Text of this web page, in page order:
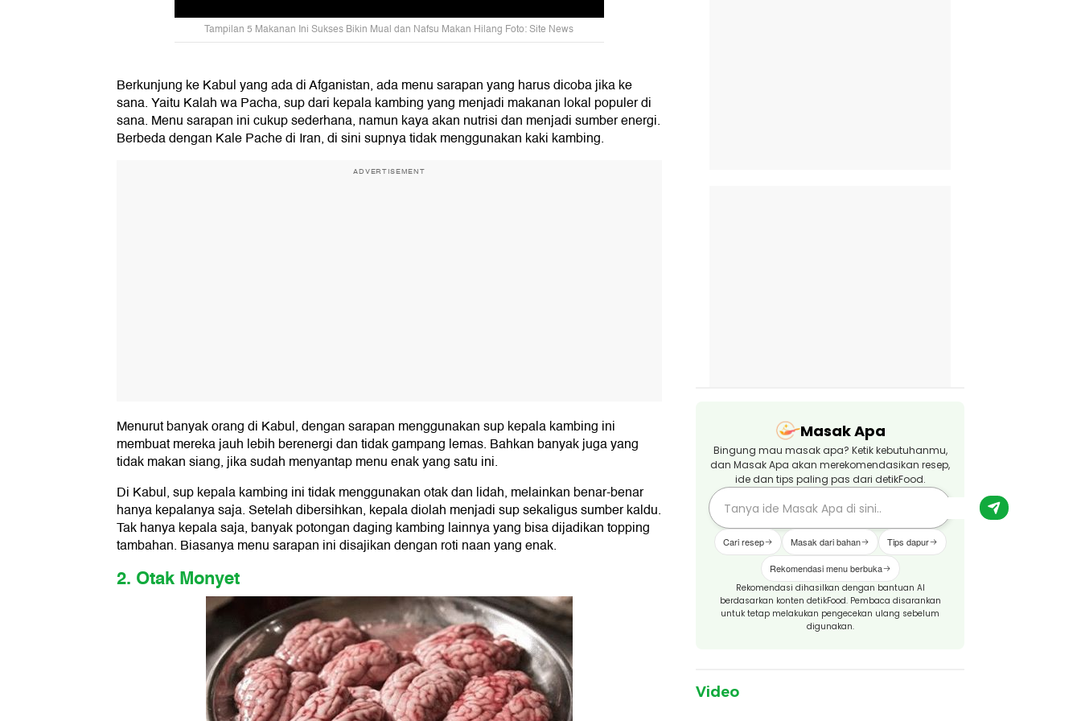
Tampilan 5 Makanan Ini Sukses Bikin Mual dan Nafsu Makan Hilang Foto: Site News
Berkunjung ke Kabul yang ada di Afganistan, ada menu sarapan yang harus dicoba jika ke
sana. Yaitu Kalah wa Pacha, sup dari kepala kambing yang menjadi makanan lokal populer di
sana. Menu sarapan ini cukup sederhana, namun kaya akan nutrisi dan menjadi sumber energi.
Berbeda dengan Kale Pache di Iran, di sini supnya tidak menggunakan kaki kambing.
ADVERTISEMENT
Menurut banyak orang di Kabul, dengan sarapan menggunakan sup kepala kambing ini
membuat mereka jauh lebih berenergi dan tidak gampang lemas. Bahkan banyak juga yang
tidak makan siang, jika sudah menyantap menu enak yang satu ini.
Di Kabul, sup kepala kambing ini tidak menggunakan otak dan lidah, melainkan benar-benar
hanya kepalanya saja. Setelah dibersihkan, kepala diolah menjadi sup sekaligus sumber kaldu.
Tak hanya kepala saja, banyak potongan daging kambing lainnya yang bisa dijadikan topping
tambahan. Biasanya menu sarapan ini disajikan dengan roti naan yang enak.
2. Otak Monyet
Masak Apa
Bingung mau masak apa? Ketik kebutuhanmu,
dan Masak Apa akan merekomendasikan resep,
ide dan tips paling pas dari detikFood.
Cari resep Masak dari bahan Tips dapur
Rekomendasi menu berbuka
Rekomendasi dihasilkan dengan bantuan AI
berdasarkan konten detikFood. Pembaca disarankan
untuk tetap melakukan pengecekan ulang sebelum
digunakan.
Video